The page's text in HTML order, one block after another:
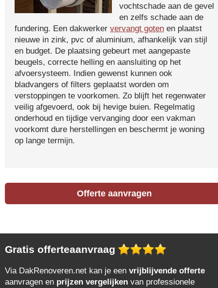
vochtschade aan de gevel
en zelfs schade aan de
fundering. Een dakwerker vervangt goten en plaatst
nieuwe in zink, pvc of aluminium, afhankelijk van stijl
en budget. De plaatsing gebeurt met aangepaste
beugels, correcte helling en aansluiting op het
afvoersysteem. Indien gewenst kunnen ook
bladvangers of filters geplaatst worden om
verstoppingen te voorkomen. Zo blijft het regenwater
veilig afgevoerd, ook bij hevige buien. Regelmatig
onderhoud en tijdige vervanging door een vakman
voorkomt dure herstellingen en beschermt je woning
op lange termijn.
Offerte aanvragen
Gratis offerteaanvraag
Via DakRenoveren.net kan je een vrijblijvende offerte
aanvragen en prijzen vergelijken van professionele